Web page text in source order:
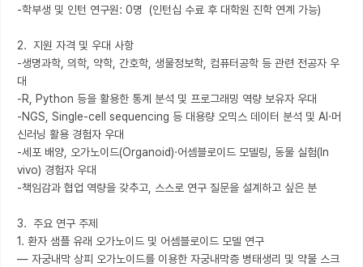
-학부생 및 인턴 연구원: 0명  (인턴십 수료 후 대학원 진학 연계 가능)
2.  지원 자격 및 우대 사항
-생명과학, 의학, 약학, 간호학, 생물정보학, 컴퓨터공학 등 관련 전공자 우
대
-R, Python 등을 활용한 통계 분석 및 프로그래밍 역량 보유자 우대
-NGS, Single-cell sequencing 등 대용량 오믹스 데이터 분석 및 AI·머
신러닝 활용 경험자 우대
-세포 배양, 오가노이드(Organoid)·어셈블로이드 모델링, 동물 실험(In
vivo) 경험자 우대
-책임감과 협업 역량을 갖추고, 스스로 연구 질문을 설계하고 싶은 분
3.  주요 연구 주제
1. 환자 샘플 유래 오가노이드 및 어셈블로이드 모델 연구
— 자궁내막 상피 오가노이드를 이용한 자궁내막증 병태생리 및 약물 스크